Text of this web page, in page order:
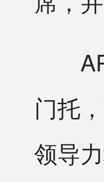
门托
领导